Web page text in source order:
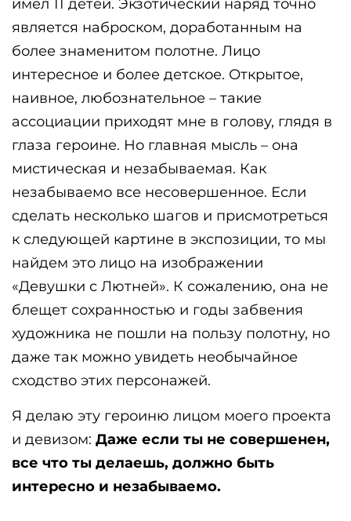
имел 11 детей. Экзотический наряд точно
является наброском, доработанным на
более знаменитом полотне. Лицо
интересное и более детское. Открытое,
наивное, любознательное – такие
ассоциации приходят мне в голову, глядя в
глаза героине. Но главная мысль – она
мистическая и незабываемая. Как
незабываемо все несовершенное. Если
сделать несколько шагов и присмотреться
к следующей картине в экспозиции, то мы
найдем это лицо на изображении
«Девушки с Лютней». К сожалению, она не
блещет сохранностью и годы забвения
художника не пошли на пользу полотну, но
даже так можно увидеть необычайное
сходство этих персонажей.
Я делаю эту героиню лицом моего проекта
и девизом: Даже если ты не совершенен,
все что ты делаешь, должно быть
интересно и незабываемо.